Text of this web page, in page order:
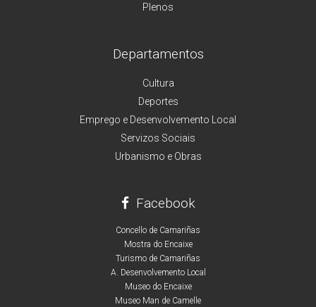
Plenos
Departamentos
Cultura
Deportes
Emprego e Desenvolvemento Local
Servizos Sociais
Urbanismo e Obras
Facebook
Concello de Camariñas
Mostra do Encaixe
Turismo de Camariñas
A. Desenvolvemento Local
Museo do Encaixe
Museo Man de Camelle